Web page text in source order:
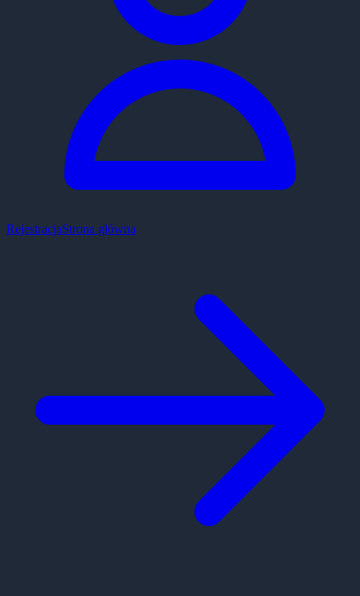
RejestracjaStrona główna